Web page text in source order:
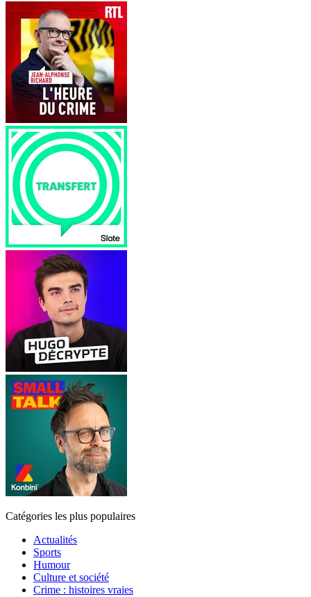
Catégories les plus populaires
Actualités
Sports
Humour
Culture et société
Crime : histoires vraies